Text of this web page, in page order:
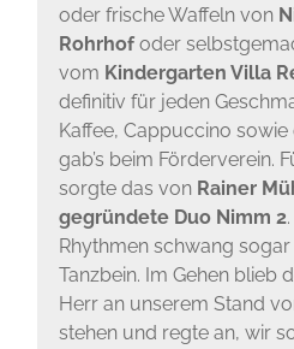
oder frische Waffeln von
Rohrhofoder
vom Kindergarten Villa
definitiv für jeden
Kaffee, Cappuccino
gab’s beim Förderverein.
sorgte das von Rainer
gegründete Duo Nimm 2
Rhythmen schwang
Tanzbein. Im Gehen blieb
Herr an unserem Stand
stehen und regte an, wir